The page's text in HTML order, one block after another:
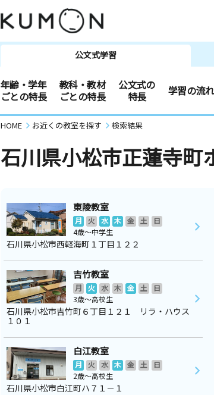
公文式学習
年齢・学年
ごとの特長
教科・教材
ごとの特長
公文式の
特長
学習の流れ
HOME お近くの教室を探す 検索結果
石川県小松市正蓮寺町
東陵教室
月 火 水 木 金 土
日
4歳～中学生
石川県小松市西軽海町１丁目１２２
吉竹教室
月 火 水 木 金 土
日
3歳～高校生
石川県小松市吉竹町６丁目１２１ リラ・ハウス
１０１
白江教室
月 火 水 木 金 土
日
2歳～高校生
石川県小松市白江町ハ７１－１